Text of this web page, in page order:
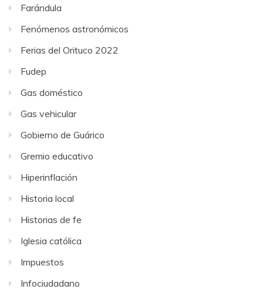
Farándula
Fenómenos astronómicos
Ferias del Orituco 2022
Fudep
Gas doméstico
Gas vehicular
Gobierno de Guárico
Gremio educativo
Hiperinflación
Historia local
Historias de fe
Iglesia católica
Impuestos
Infociudadano